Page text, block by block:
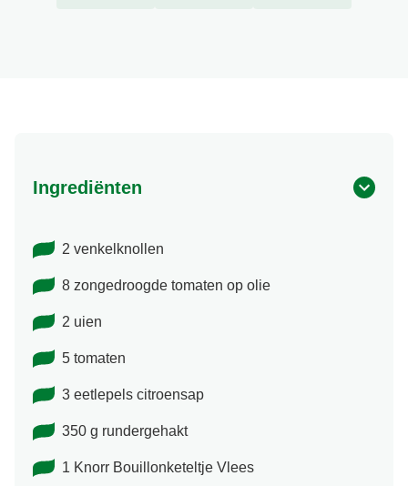
Ingrediënten
2 venkelknollen
8 zongedroogde tomaten op olie
2 uien
5 tomaten
3 eetlepels citroensap
350 g rundergehakt
1 Knorr Bouillonketeltje Vlees